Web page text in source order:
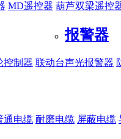
MD遥控器 葫芦双梁遥控
控制器 联动台
报警器
声光报警器
通电缆 耐磨电缆 屏蔽电缆